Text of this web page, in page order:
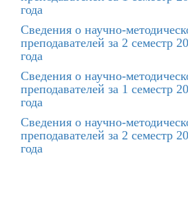
года
Сведения о научно-
преподавателей за 2 семестр
года
Сведения о научно-
преподавателей за 1 семестр
года
Сведения о научно-
преподавателей за 2 семестр
года